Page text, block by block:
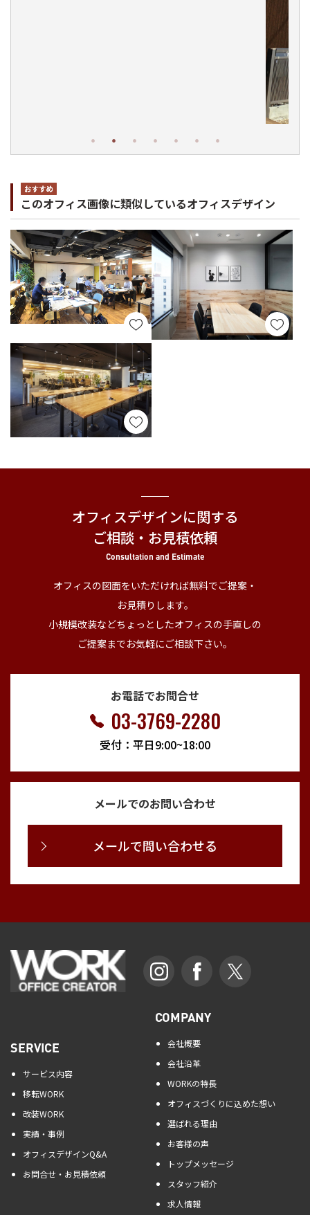
このオフィス画像に類似しているオフィスデザイン
オフィスデザインに関する
ご相談・お見積依頼
Consultation and Estimate
オフィスの図面をいただければ無料でご提案・
お見積りします。
小規模改装などちょっとしたオフィスの手直しの
ご提案までお気軽にご相談下さい。
お電話でお問合せ
03-3769-2280
受付：平日9:00~18:00
メールでのお問い合わせ
メールで問い合わせる
SERVICE
サービス内容
移転WORK
改装WORK
実績・事例
オフィスデザインQ&A
お問合せ・お見積依頼
COMPANY
会社概要
会社沿革
WORKの特長
オフィスづくりに込めた想い
選ばれる理由
お客様の声
トップメッセージ
スタッフ紹介
求人情報